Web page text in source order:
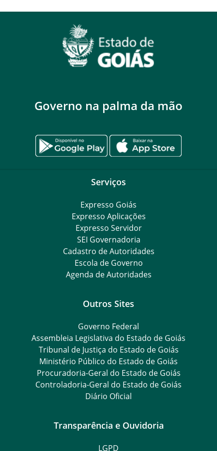
Governo na palma da mão
Serviços
Expresso Goiás
Expresso Aplicações
Expresso Servidor
SEI Governadoria
Cadastro de Autoridades
Escola de Governo
Agenda de Autoridades
Outros Sites
Governo Federal
Assembleia Legislativa do Estado de Goiás
Tribunal de Justiça do Estado de Goiás
Ministério Público do Estado de Goiás
Procuradoria-Geral do Estado de Goiás
Controladoria-Geral do Estado de Goiás
Diário Oficial
Transparência e Ouvidoria
LGPD